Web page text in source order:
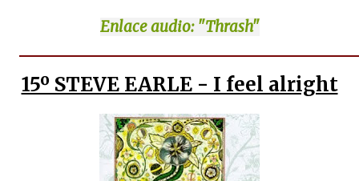
Enlaceaudio: "Thrash"
15º STEVE EARLE - I feel alright